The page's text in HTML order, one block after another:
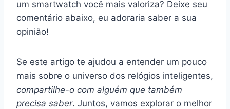
um smartwatch você mais valoriza? Deixe seu
comentário abaixo, eu adoraria saber a sua
opinião!
Se este artigo te ajudou a entender um pouco
mais sobre o universo dos relógios inteligentes,
compartilhe-o com alguém que também
precisa saber. Juntos, vamos explorar o melhor